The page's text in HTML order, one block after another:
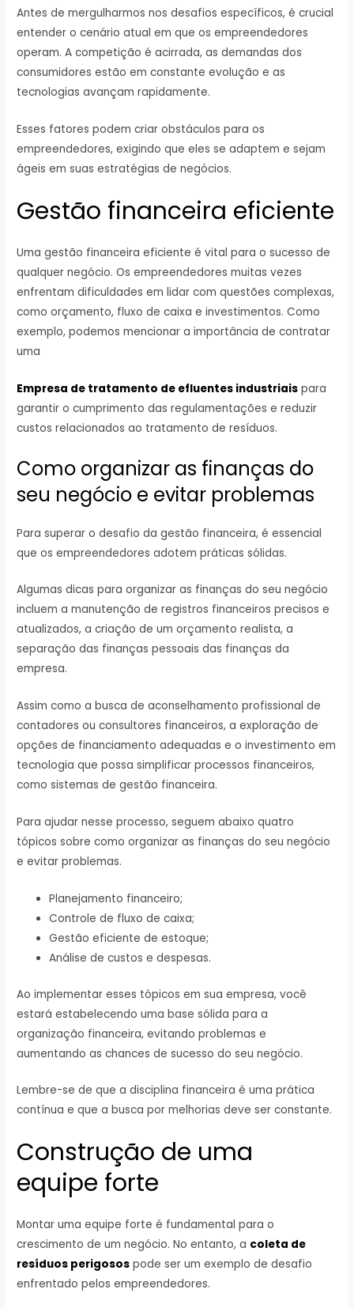
Antes de mergulharmos nos desafios específicos, é crucial
entender o cenário atual em que os empreendedores
operam. A competição é acirrada, as demandas dos
consumidores estão em constante evolução e as
tecnologias avançam rapidamente.
Esses fatores podem criar obstáculos para os
empreendedores, exigindo que eles se adaptem e sejam
ágeis em suas estratégias de negócios.
Gestão financeira eficiente
Uma gestão financeira eficiente é vital para o sucesso de
qualquer negócio. Os empreendedores muitas vezes
enfrentam dificuldades em lidar com questões complexas,
como orçamento, fluxo de caixa e investimentos. Como
exemplo, podemos mencionar a importância de contratar
uma
Empresa de tratamento de efluentes industriais para
garantir o cumprimento das regulamentações e reduzir
custos relacionados ao tratamento de resíduos.
Como organizar as finanças do
seu negócio e evitar problemas
Para superar o desafio da gestão financeira, é essencial
que os empreendedores adotem práticas sólidas.
Algumas dicas para organizar as finanças do seu negócio
incluem a manutenção de registros financeiros precisos e
atualizados, a criação de um orçamento realista, a
separação das finanças pessoais das finanças da
empresa.
Assim como a busca de aconselhamento profissional de
contadores ou consultores financeiros, a exploração de
opções de financiamento adequadas e o investimento em
tecnologia que possa simplificar processos financeiros,
como sistemas de gestão financeira.
Para ajudar nesse processo, seguem abaixo quatro
tópicos sobre como organizar as finanças do seu negócio
e evitar problemas.
Planejamento financeiro;
Controle de fluxo de caixa;
Gestão eficiente de estoque;
Análise de custos e despesas.
Ao implementar esses tópicos em sua empresa, você
estará estabelecendo uma base sólida para a
organização financeira, evitando problemas e
aumentando as chances de sucesso do seu negócio.
Lembre-se de que a disciplina financeira é uma prática
contínua e que a busca por melhorias deve ser constante.
Construção de uma
equipe forte
Montar uma equipe forte é fundamental para o
crescimento de um negócio. No entanto, a coleta de
resíduos perigosos pode ser um exemplo de desafio
enfrentado pelos empreendedores.